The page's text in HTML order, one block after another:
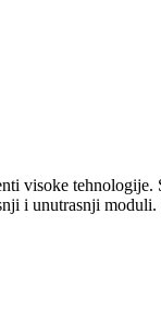
visoke tehnologije.
i unutrasnji